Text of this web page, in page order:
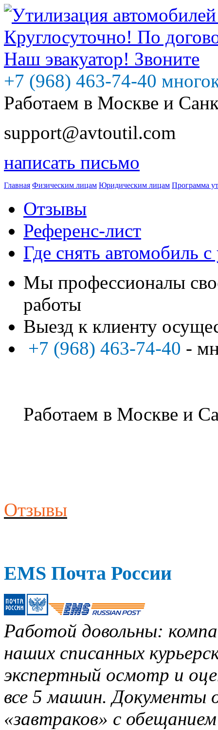
+7 (968) 463-74-40
Работаем в Москве и
support@avtoutil.com
написать письмо
Главная Физическим лицам Юридическим лицам Программа
Отзывы
Референс-лист
Где снять автомобиль с
Мы профессионалы
работы
Выезд к клиенту
+7 (968) 463-74-40 -
Работаем в Москве и
Отзывы
EMS Почта России
Работой довольны:
наших списанных
экспертный осмотр и
все 5 машин. Документы
«завтраков» с